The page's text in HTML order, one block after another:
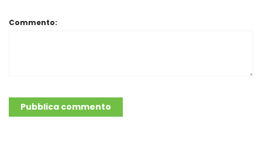
Commento:
Pubblica commento